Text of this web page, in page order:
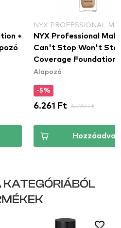
+
NYX PROFESSIONAL
NYX Professional
Can't Stop Won't
Coverage Foundation
fedésű alapozó -
Alapozó
-5%
6.261 Ft 6.590 Ft
Hozzáadva